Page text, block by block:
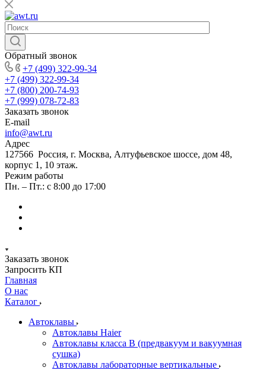
Обратный звонок
+7 (499) 322-99-34
+7 (499) 322-99-34
+7 (800) 200-74-93
+7 (999) 078-72-83
Заказать звонок
E-mail
info@awt.ru
Адрес
127566 Россия, г. Москва, Алтуфьевское шоссе, дом 48,
корпус 1, 10 этаж.
Режим работы
Пн. – Пт.: с 8:00 до 17:00
Заказать звонок
Запросить КП
Главная
О нас
Каталог
Автоклавы
Автоклавы Haier
Автоклавы класса B (предвакуум и вакуумная
сушка)
Автоклавы лабораторные вертикальные